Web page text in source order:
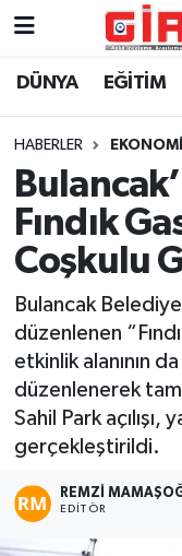
DÜNYA EĞİTİM
HABERLER EKONOMİ
Fındık
Coşkulu
Bulancak
düzenlenen
etkinlik alanının
düzenlenerek
Sahil Park açılışı,
gerçekleştirildi.
REMZI
EDITÖR
Hava Durumu
Trafik Durumu
Süper Lig
Tüm Manşetler
Son Dakika
Haber Arşivi